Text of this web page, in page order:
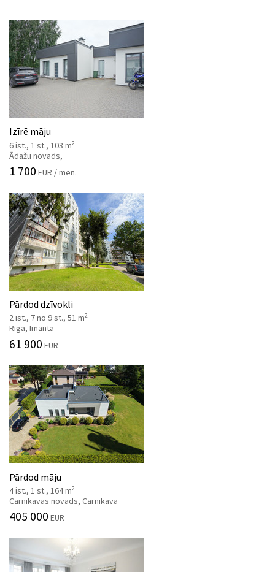
Izīrē māju
6 ist., 1 st., 103 m2
Ādažu novads,
1 700 EUR / mēn.
Pārdod dzīvokli
2 ist., 7 no 9 st., 51 m2
Rīga, Imanta
61 900 EUR
Pārdod māju
4 ist., 1 st., 164 m2
Carnikavas novads, Carnikava
405 000 EUR